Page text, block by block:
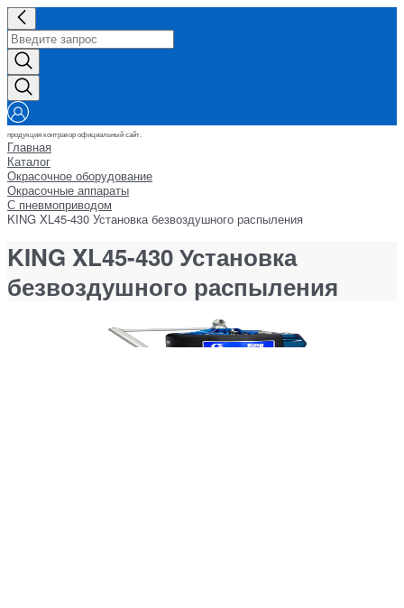
продукция контракор официальный сайт.
Главная
Каталог
Окрасочное оборудование
Окрасочные аппараты
С пневмоприводом
KING XL45-430 Установка безвоздушного распыления
KING XL45-430 Установка
безвоздушного распыления